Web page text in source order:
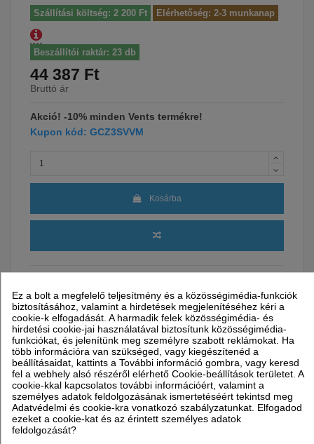
Szállítási költség: 2 200 Ft Elérhetőség: 2-3 munkanap
Beszállítói raktár: 23 db
44 387 Ft
Bruttó ár
Akció! -10% minden Vents termékre!
Kupon kód: GCZ3SVVM
Kosárba
Garancia 24 hónap
Szállítással kapcsolatos információk
Partnereink Szállítási idő
Munkanapokon: reggel 8
és 17 óra között
Ez a bolt a megfelelő teljesítmény és a közösségimédia-funkciók
biztosításához, valamint a hirdetések megjelenítéséhez kéri a
cookie-k elfogadását. A harmadik felek közösségimédia- és
hirdetési cookie-jai használatával biztosítunk közösségimédia-
funkciókat, és jelenítünk meg személyre szabott reklámokat. Ha
több információra van szükséged, vagy kiegészítenéd a
beállításaidat, kattints a További információ gombra, vagy keresd
fel a webhely alsó részéről elérhető Cookie-beállítások területet. A
cookie-kkal kapcsolatos további információért, valamint a
személyes adatok feldolgozásának ismertetéséért tekintsd meg
Adatvédelmi és cookie-kra vonatkozó szabályzatunkat. Elfogadod
ezeket a cookie-kat és az érintett személyes adatok
feldolgozását?